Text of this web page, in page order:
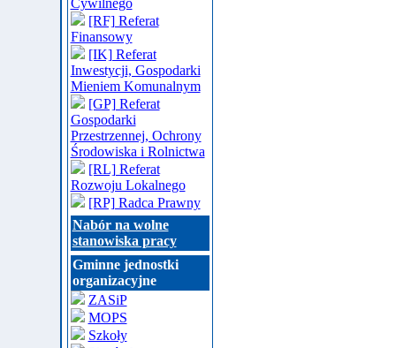
Cywilnego
[RF] Referat
Finansowy
[IK] Referat
Inwestycji, Gospodarki
Mieniem Komunalnym
[GP] Referat
Gospodarki
Przestrzennej, Ochrony
Środowiska i Rolnictwa
[RL] Referat
Rozwoju Lokalnego
[RP] Radca Prawny
Nabór na wolne
stanowiska pracy
Gminne jednostki
organizacyjne
ZASiP
MOPS
Szkoły